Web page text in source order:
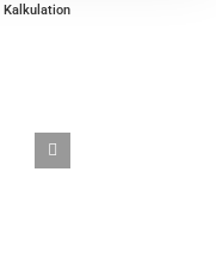
Kalkulation